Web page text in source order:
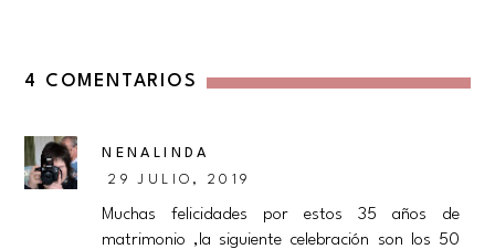
4 COMENTARIOS
NENALINDA
29 JULIO, 2019
Muchas felicidades por estos 35 años de
matrimonio ,la siguiente celebración son los 50